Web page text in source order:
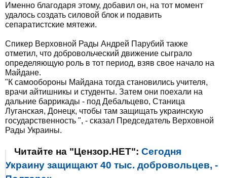
Именно благодаря этому, добавил он, на тот момент
удалось создать силовой блок и подавить
сепаратистские мятежи.
Спикер Верховной Рады Андрей Парубий также
отметил, что добровольческий движение сыграло
определяющую роль в тот период, взяв свое начало на
Майдане.
"К самообороны Майдана тогда становились учителя,
врачи айтишникы и студенты. Затем они поехали на
дальние баррикады - под Дебальцево, Станица
Луганская, Донецк, чтобы там защищать украинскую
государственность ", - сказал Председатель Верховной
Рады Украины.
Читайте на "Цензор.НЕТ": Сегодня
Украину защищают 40 тыс. добровольцев, -